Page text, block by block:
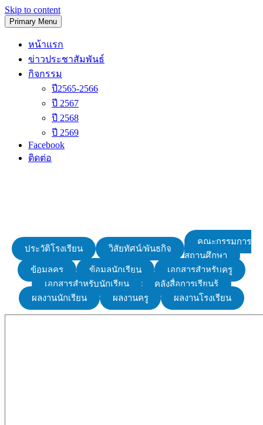
Skip to content
Primary Menu
หน้าแรก
ข่าวประชาสัมพันธ์
กิจกรรม
ปี2565-2566
ปี 2567
ปี 2568
ปี 2569
Facebook
ติดต่อ
ประวัติโรงเรียน วิสัยทัศน์/พันธกิจ
คณะกรรมการ
สถานศึกษา
ข้อมูลครู
ข้อมูลนักเรียน
เอกสารสำหรับครู
เอกสารสำหรับนักเรียน
คลังสื่อการเรียนรู้
ผลงานนักเรียน
ผลงานครู ผลงานโรงเรียน